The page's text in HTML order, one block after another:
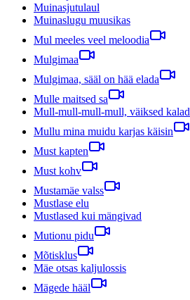
Muinasjutulaul
Muinaslugu muusikas
Mul meeles veel meloodia
Mulgimaa
Mulgimaa, sääl on hää elada
Mulle maitsed sa
Mull-mull-mull-mull, väiksed kalad
Mullu mina muidu karjas käisin
Must kapten
Must kohv
Mustamäe valss
Mustlase elu
Mustlased kui mängivad
Mutionu pidu
Mõtisklus
Mäe otsas kaljulossis
Mägede hääl